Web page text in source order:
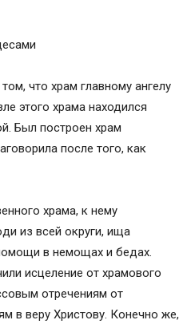
что храм главному ангелу
этого храма находился
Был построен храм
после того, как
храма, к нему
из всей округи, ища
в немощах и бедах.
исцеление от храмового
отречениям от
в веру Христову. Конечно же,